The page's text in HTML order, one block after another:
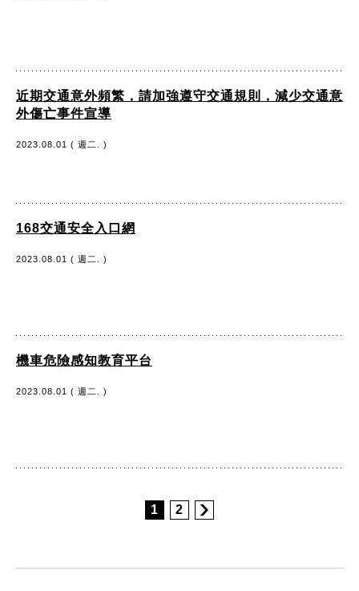
近期交通意外頻繁，請加強遵守交通規則，減少交通意
外傷亡事件宣導
2023.08.01 ( 週二. )
168交通安全入口網
2023.08.01 ( 週二. )
機車危險感知教育平台
2023.08.01 ( 週二. )
1 2